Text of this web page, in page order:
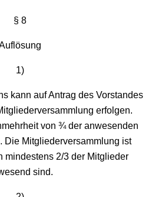
§ 8
1)
kann auf Antrag des Vorstandes
erfolgen.
von ¾ der anwesenden
Die Mitgliederversammlung ist
mindestens 2/3 der Mitglieder
sind.